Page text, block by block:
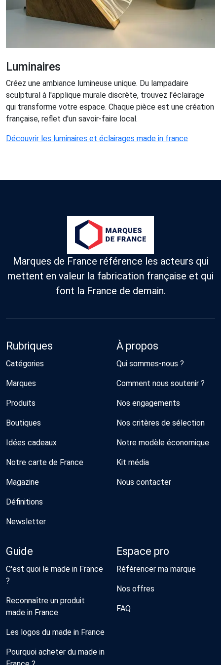
Luminaires
Créez une ambiance lumineuse unique. Du lampadaire
sculptural à l'applique murale discrète, trouvez l'éclairage
qui transforme votre espace. Chaque pièce est une création
française, reflet d'un savoir-faire local.
Découvrir les luminaires et éclairages made in france
Marques de France référence les acteurs qui
mettent en valeur la fabrication française et qui
font la France de demain.
Rubriques
Catégories
Marques
Produits
Boutiques
Idées cadeaux
Notre carte de France
Magazine
Définitions
Newsletter
À propos
Qui sommes-nous ?
Comment nous soutenir ?
Nos engagements
Nos critères de sélection
Notre modèle économique
Kit média
Nous contacter
Guide
C'est quoi le made in France
?
Reconnaître un produit
made in France
Les logos du made in France
Pourquoi acheter du made in
Espace pro
Référencer ma marque
Nos offres
FAQ